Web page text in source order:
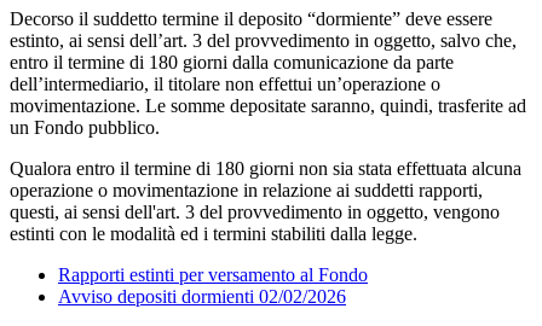
Decorso il suddetto termine il deposito “dormiente” deve essere
estinto, ai sensi dell’art. 3 del provvedimento in oggetto, salvo che,
entro il termine di 180 giorni dalla comunicazione da parte
dell’intermediario, il titolare non effettui un’operazione o
movimentazione. Le somme depositate saranno, quindi, trasferite ad
un Fondo pubblico.
Qualora entro il termine di 180 giorni non sia stata effettuata alcuna
operazione o movimentazione in relazione ai suddetti rapporti,
questi, ai sensi dell'art. 3 del provvedimento in oggetto, vengono
estinti con le modalità ed i termini stabiliti dalla legge.
Rapporti estinti per versamento al Fondo
Avviso depositi dormienti 02/02/2026